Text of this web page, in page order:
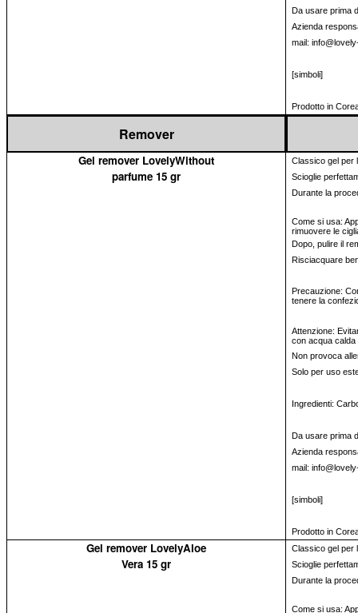
Da usare prima
Azienda
mail:
[simboli]
Prodotto in
Remover
Gel remover LovelyWithout Classico gel per
parfume 15 gr
Scioglie
Durante la
Come si usa:
rimuovere le
Dopo, pulire il
Risciacquare
Precauzione:
tenere la
Attenzione:
con acqua calda
Non provoca
Solo per uso
Ingredienti:
Da usare prima
Azienda
mail:
[simboli]
Prodotto in
Gel remover LovelyAloe Classico gel per
Vera 15 gr
Scioglie
Durante la
Come si usa: